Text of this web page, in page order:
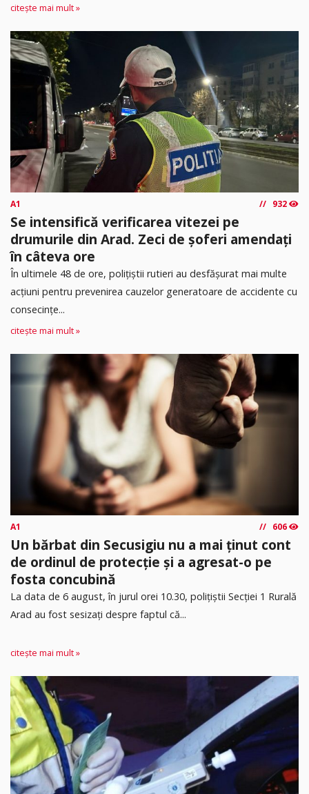
citește mai mult »
A1 932
Se intensifică verificarea vitezei pe
drumurile din Arad. Zeci de șoferi amendați
în câteva ore
În ultimele 48 de ore, polițiștii rutieri au desfășurat mai multe
acțiuni pentru prevenirea cauzelor generatoare de accidente cu
consecințe...
citește mai mult »
A1 606
Un bărbat din Secusigiu nu a mai ținut cont
de ordinul de protecție și a agresat-o pe
fosta concubină
​La data de 6 august, în jurul orei 10.30, polițiștii Secției 1 Rurală
Arad au fost sesizați despre faptul că...
citește mai mult »